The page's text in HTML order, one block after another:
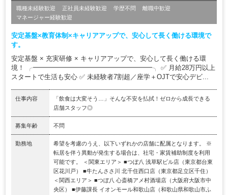
職種未経験歓迎 正社員未経験歓迎 学歴不問
離職中歓迎
マネージャー経験歓迎
安定基盤×教育体制×キャリアアップで、安心して長く働ける環境で
す。
安定基盤 × 充実研修 × キャリアアップで、安心して長く働ける環
境！ ╭━━━━━━━━━━━━━━━━━━╮ ✅ 月給28万円以上
スタートで生活も安心 ✅ 未経験者7割超／座学＋OJTで安心デビ...
仕事内容
「飲食は大変そう…」そんな不安を払拭！ゼロから成長できる
店舗スタッフ◎
募集年齢 不問
勤務地
希望を考慮のうえ、以下いずれかの店舗に配属となります。 ※
転居を伴う異動が発生する場合は、社宅・家賃補助制度を利用
可能です。 ＜関東エリア＞ ■つぼ八 浅草駅ビル店（東京都台東
区花川戸） ■牛たんささ川 北千住西口店（東京都足立区千住）
＜関西エリア＞ ■つぼ八 心斎橋アメ村酒場店（大阪府大阪市中
央区） ■伊藤課長 イオンモール和歌山店（和歌山県和歌山市ふ